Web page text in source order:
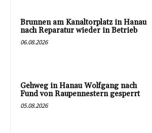
Brunnen am Kanaltorplatz in Hanau
nach Reparatur wieder in Betrieb
06.08.2026
Gehweg in Hanau Wolfgang nach
Fund von Raupennestern gesperrt
05.08.2026